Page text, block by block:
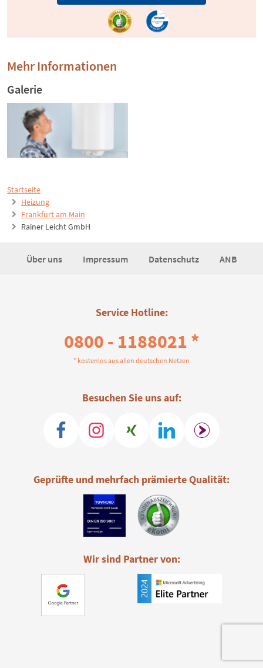
Startseite
Heizung
Frankfurt am Main
Rainer Leicht GmbH
Mehr Informationen
Galerie
Über uns Impressum Datenschutz ANB
Service Hotline:
0800 - 1188021 *
* kostenlos aus allen deutschen Netzen
Besuchen Sie uns auf:
Geprüfte und mehrfach prämierte Qualität:
Wir sind Partner von: